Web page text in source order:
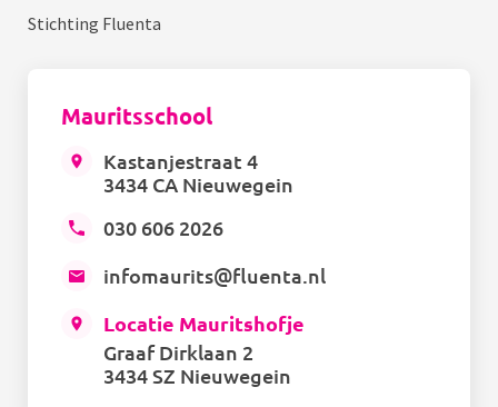
Stichting Fluenta
Mauritsschool
Kastanjestraat 4
3434 CA Nieuwegein
030 606 2026
infomaurits@fluenta.nl
Locatie Mauritshofje
Graaf Dirklaan 2
3434 SZ Nieuwegein